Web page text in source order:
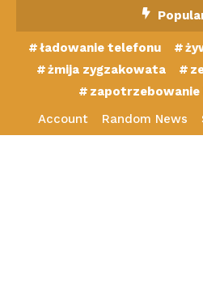
Contentładowanie telefonu
żmija zygzakowata
zapotrzebowanie
Account
Random News